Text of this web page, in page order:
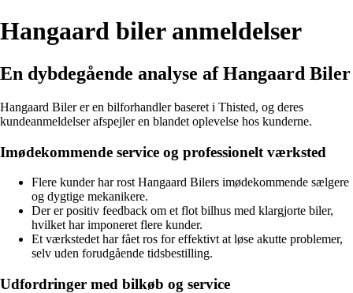
Hangaard biler anmeldelser
En dybdegående analyse af Hangaard Biler
Hangaard Biler er en bilforhandler baseret i Thisted, og deres
kundeanmeldelser afspejler en blandet oplevelse hos kunderne.
Imødekommende service og professionelt værksted
Flere kunder har rost Hangaard Bilers imødekommende sælgere
og dygtige mekanikere.
Der er positiv feedback om et flot bilhus med klargjorte biler,
hvilket har imponeret flere kunder.
Et værkstedet har fået ros for effektivt at løse akutte problemer,
selv uden forudgående tidsbestilling.
Udfordringer med bilkøb og service